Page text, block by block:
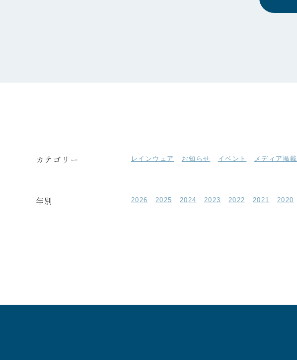
カテゴリー レインウェア お知らせ イベント メディア掲載
年別 2026 2025 2024 2023 2022 2021 2020